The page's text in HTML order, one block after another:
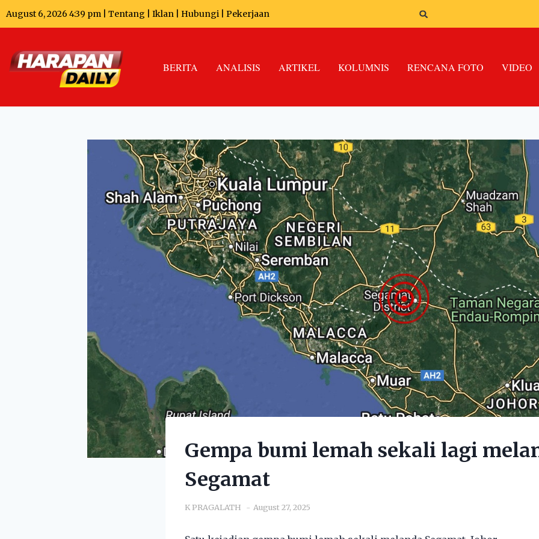
August 6, 2026 4:39 pm | Tentang Iklan Hubungi Pekerjaan
BERITA ANALISIS ARTIKEL KOLUMNIS RENCANA FOTO VIDEO
Gempa bumi lemah sekali lagi
Segamat
K PRAGALATH August 27, 2025